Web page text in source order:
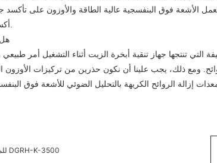
الأشعة فوق البنفسجية عالية الطاقة والأوزون على تأكسد
التي تنتجها جهاز تنقية أبخرة الزيت أثناء التشغيل أمر
ومع ذلك، يجب علينا أن نكون حذرين من تركيزات
إزالة الروائح الكريهة بالتحليل الضوئي للأشعة فوق
المرسب الكهروستاتيكي (ESP) للمطبخ - انبعاث الهواء على ارتفاعات عالية DGRH-K-3500